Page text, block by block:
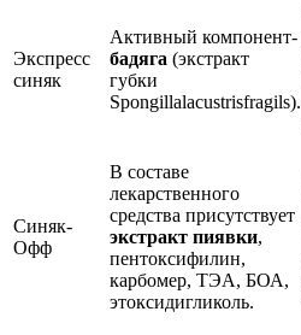
Экспресс
синяк
Активный компонент-
бадяга (экстракт
губки
Spongillalacustrisfragils).
Синяк-
Офф
В составе
лекарственного
средства присутствует
экстракт пиявки,
пентоксифилин,
карбомер, ТЭА, БОА,
этоксидигликоль.